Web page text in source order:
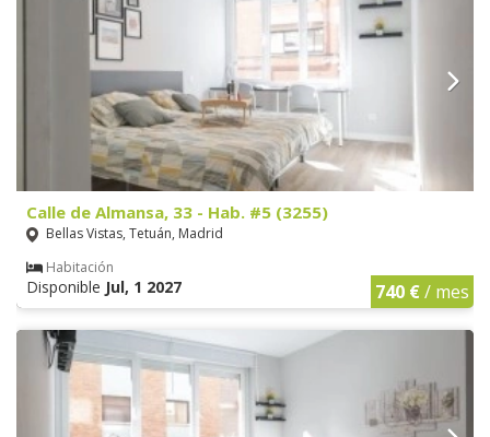
Calle de Almansa, 33 - Hab. #5 (3255)
Bellas Vistas, Tetuán, Madrid
Habitación
Disponible Jul, 1 2027 740 €/ mes